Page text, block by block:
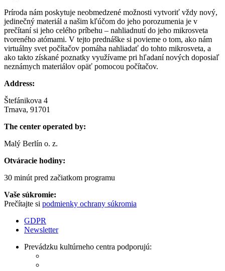
Príroda nám poskytuje neobmedzené možnosti vytvoriť vždy nový,
jedinečný materiál a našim kľúčom do jeho porozumenia je v
prečítaní si jeho celého príbehu – nahliadnutí do jeho mikrosveta
tvoreného atómami. V tejto prednáške si povieme o tom, ako nám
virtuálny svet počítačov pomáha nahliadať do tohto mikrosveta, a
ako takto získané poznatky využívame pri hľadaní nových doposiaľ
neznámych materiálov opäť pomocou počítačov.
Address:
Štefánikova 4
Trnava, 91701
The center operated by:
Malý Berlín o. z.
Otváracie hodiny:
30 minút pred začiatkom programu
Vaše súkromie:
Prečítajte si podmienky ochrany súkromia
GDPR
Newsletter
Prevádzku kultúrneho centra podporujú: